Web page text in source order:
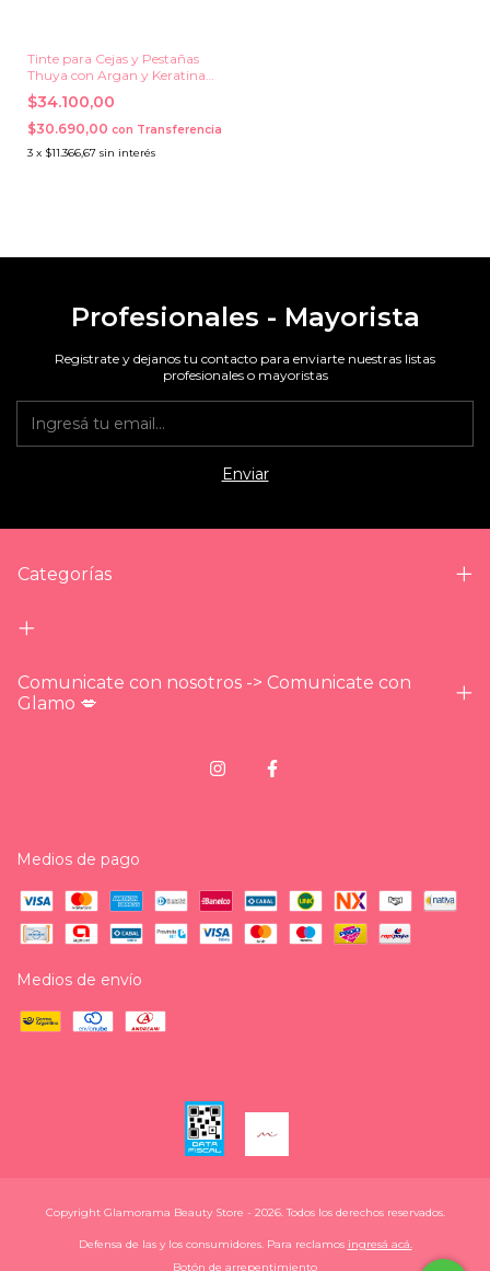
Tinte para Cejas y Pestañas
Thuya con Argan y Keratina
Negra
$34.100,00
$30.690,00 con Transferencia
3 x $11.366,67 sin interés
Profesionales - Mayorista
Registrate y dejanos tu contacto para enviarte nuestras listas
profesionales o mayoristas
Categorías
Comunicate con nosotros -> Comunicate con
Glamo 💋
Medios de pago
Medios de envío
Copyright Glamorama Beauty Store - 2026. Todos los derechos reservados.
Defensa de las y los consumidores. Para reclamos ingresá acá.
Botón de arrepentimiento